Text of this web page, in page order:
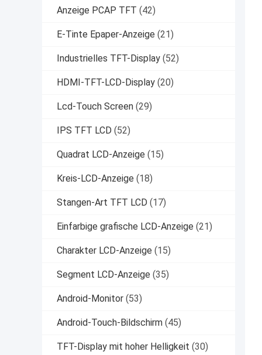
Anzeige PCAP TFT (42)
E-Tinte Epaper-Anzeige (21)
Industrielles TFT-Display (52)
HDMI-TFT-LCD-Display (20)
Lcd-Touch Screen (29)
IPS TFT LCD (52)
Quadrat LCD-Anzeige (15)
Kreis-LCD-Anzeige (18)
Stangen-Art TFT LCD (17)
Einfarbige grafische LCD-Anzeige (21)
Charakter LCD-Anzeige (15)
Segment LCD-Anzeige (35)
Android-Monitor (53)
Android-Touch-Bildschirm (45)
TFT-Display mit hoher Helligkeit (30)